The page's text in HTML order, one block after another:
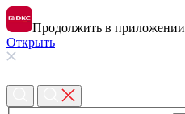
Продолжить в приложении
Открыть